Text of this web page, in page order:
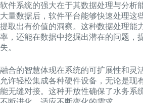
软件系统的强大在于其数据处理与分析
大量数据后，软件平台能够快速处理这
提取出有价值的洞察。这种数据处理能
率，还能在数据中挖掘出潜在的问题，
失。
融合的智慧体现在系统的可扩展性和灵
允许轻松集成各种硬件设备，无论是现
能无缝对接。这种开放性确保了水务系